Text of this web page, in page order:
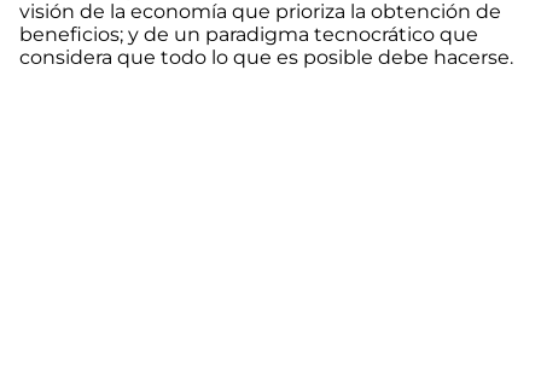
visión de la economía que prioriza la obtención de
beneficios; y de un paradigma tecnocrático que
considera que todo lo que es posible debe hacerse.